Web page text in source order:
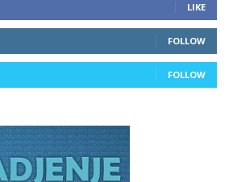
LIKE
FOLLOW
FOLLOW